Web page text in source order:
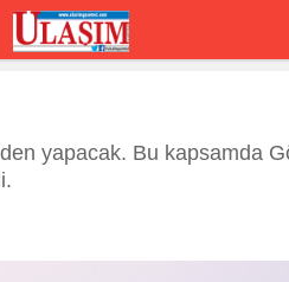
yapacak. Bu kapsamda